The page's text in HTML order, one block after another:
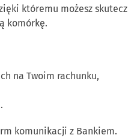
któremu możesz
komórkę.
na Twoim rachunku,
komunikacji z Bankiem.